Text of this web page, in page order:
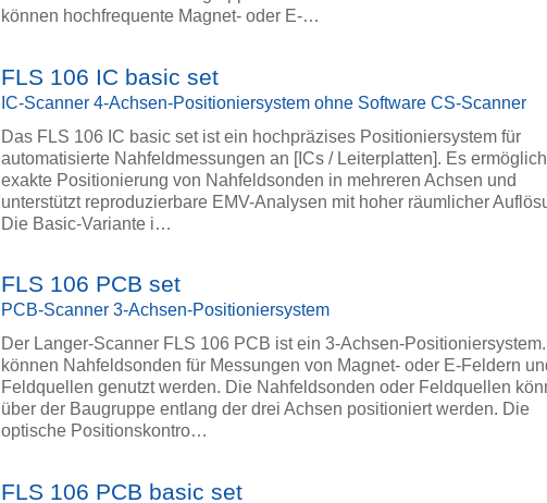
können hochfrequente Magnet- oder E-…
FLS 106 IC basic set
IC-Scanner 4-Achsen-Positioniersystem ohne Software CS-Scanner
Das FLS 106 IC basic set ist ein hochpräzises Positioniersystem für
automatisierte Nahfeldmessungen an [ICs / Leiterplatten]. Es
exakte Positionierung von Nahfeldsonden in mehreren Achsen und
unterstützt reproduzierbare EMV-Analysen mit hoher räumlicher
Die Basic-Variante i…
FLS 106 PCB set
PCB-Scanner 3-Achsen-Positioniersystem
Der Langer-Scanner FLS 106 PCB ist ein 3-Achsen-
können Nahfeldsonden für Messungen von Magnet- oder E-Feldern
Feldquellen genutzt werden. Die Nahfeldsonden oder Feldquellen
über der Baugruppe entlang der drei Achsen positioniert werden. Die
optische Positionskontro…
FLS 106 PCB basic set